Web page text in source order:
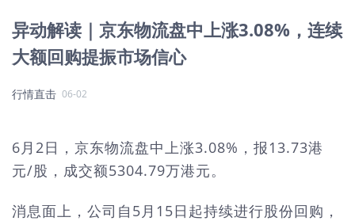
异动解读｜京东物流盘中上涨3.08%，连续
大额回购提振市场信心
行情直击 06-02
6月2日，京东物流盘中上涨3.08%，报13.73港
元/股，成交额5304.79万港元。
消息面上，公司自5月15日起持续进行股份回购，